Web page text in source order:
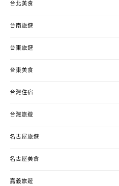
台北美食
台南旅遊
台東旅遊
台東美食
台灣住宿
台灣旅遊
名古屋旅遊
名古屋美食
嘉義旅遊